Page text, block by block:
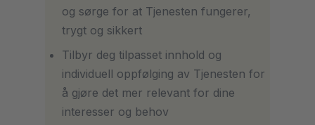
og sørge for at Tjenesten fungerer,
trygt og sikkert
Tilbyr deg tilpasset innhold og
individuell oppfølging av Tjenesten for
å gjøre det mer relevant for dine
interesser og behov